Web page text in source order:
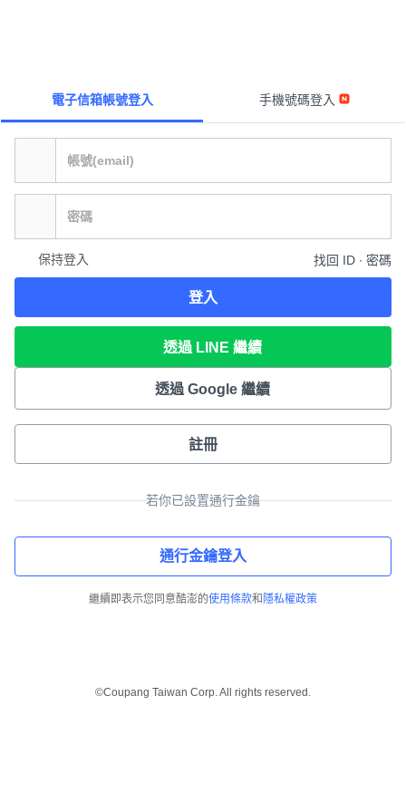
電子信箱帳號登入 手機號碼登入
保持登入 找回 ID ∙ 密碼
登入
透過 LINE 繼續
透過 Google 繼續
註冊
若你已設置通行金鑰
通行金鑰登入
繼續即表示您同意酷澎的使用條款和 隱私權政策
©Coupang Taiwan Corp. All rights reserved.